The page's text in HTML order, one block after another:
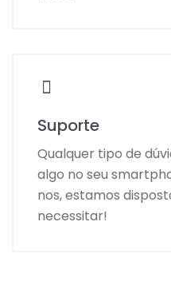
Suporte
Qualquer tipo de
algo no seu
nos, estamos
necessitar!